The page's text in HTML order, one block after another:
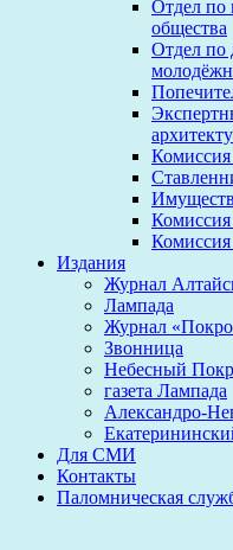
Отдел по
общества
Отдел по
Комиссия
Комиссия
Издания
Журнал
Лампада
Журнал
Звонница
Небесный
газета Лампада
Александро-
Для СМИ
Контакты
Паломническая